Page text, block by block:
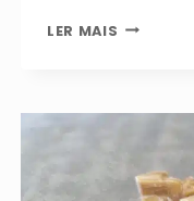
LER MAIS
DE
COMO